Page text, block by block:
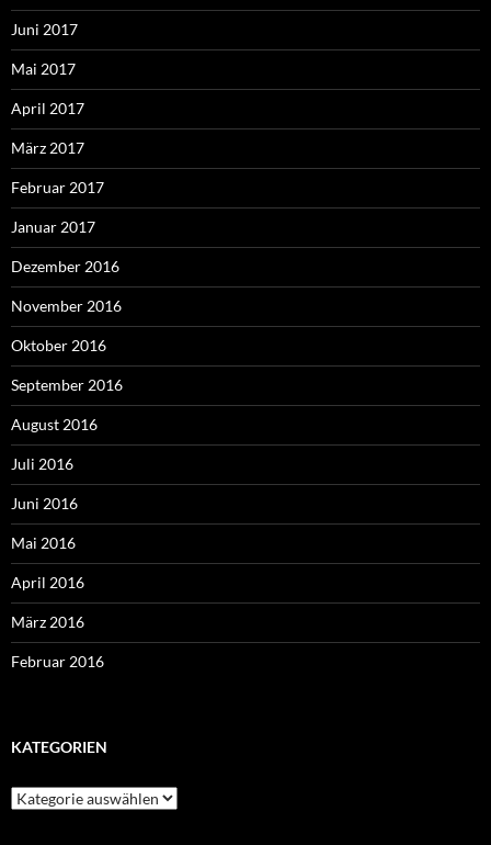
Juni 2017
Mai 2017
April 2017
März 2017
Februar 2017
Januar 2017
Dezember 2016
November 2016
Oktober 2016
September 2016
August 2016
Juli 2016
Juni 2016
Mai 2016
April 2016
März 2016
Februar 2016
KATEGORIEN
Kategorien